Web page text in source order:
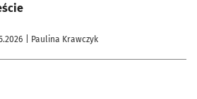
| Paulina Krawczyk